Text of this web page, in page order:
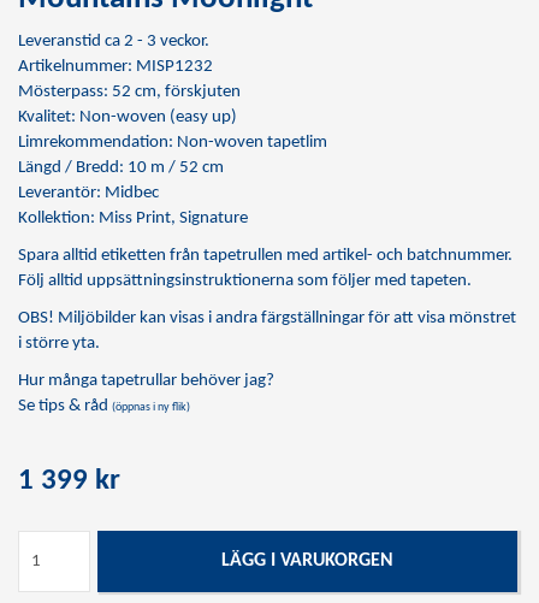
Leveranstid ca 2 - 3 veckor.
Artikelnummer: MISP1232
Mösterpass: 52 cm, förskjuten
Kvalitet: Non-woven (easy up)
Limrekommendation: Non-woven tapetlim
Längd / Bredd: 10 m / 52 cm
Leverantör: Midbec
Kollektion: Miss Print, Signature
Spara alltid etiketten från tapetrullen med artikel- och batchnummer.
Följ alltid uppsättningsinstruktionerna som följer med tapeten.
OBS! Miljöbilder kan visas i andra färgställningar för att visa mönstret
i större yta.
Hur många tapetrullar behöver jag?
Se tips & råd (öppnas i ny flik)
1 399 kr
LÄGG I VARUKORGEN